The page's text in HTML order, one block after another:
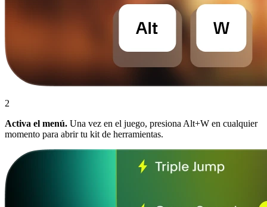
2
Activa el menú. Una vez en el juego, presiona Alt+W en cualquier
momento para abrir tu kit de herramientas.